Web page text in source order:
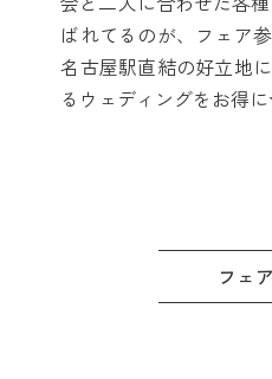
ばれてるのが、フェア
名古屋駅直結の好立地
るウェディングをお得
フェ